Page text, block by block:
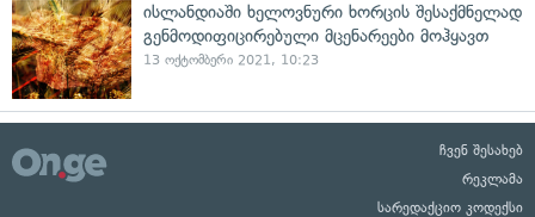
ისლანდიაში ხელოვნური ხორცის შესაქმნელად
გენმოდიფიცირებული მცენარეები მოჰყავთ
13 ოქტომბერი 2021, 10:23
ჩვენ შესახებ
რეკლამა
სარედაქციო კოდექსი